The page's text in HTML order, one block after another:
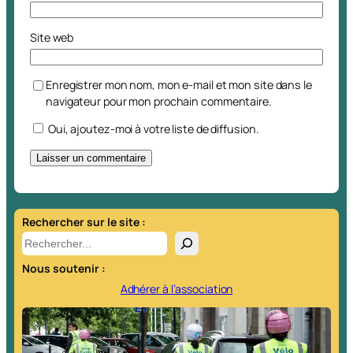
Site web
Enregistrer mon nom, mon e-mail et mon site dans le
navigateur pour mon prochain commentaire.
Oui, ajoutez-moi à votre liste de diffusion.
t
e
r
n
i
v
Rechercher sur le site :
R
e
c
e
c
Nous soutenir :
Adhérer à l’association